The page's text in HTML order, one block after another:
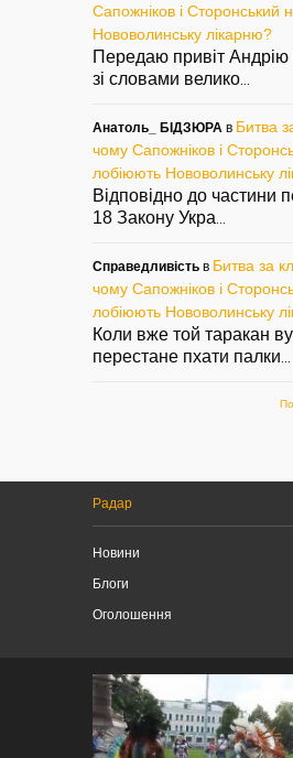
Сапожніков і Сторонський
Нововолинську лікарню?
Передаю привіт
зі словами велико
Анатоль_ БІДЗЮРА в Битва
чому Сапожніков і
лобіюють Нововолинську
Відповідно до частини
18 Закону Укра
Справедливість в Битва за
чому Сапожніков і
лобіюють Нововолинську
Коли вже той таракан
перестане пхати палки
Радар
Новини
Блоги
Оголошення